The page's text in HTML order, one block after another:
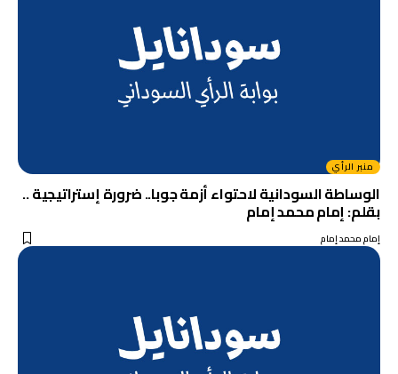
منبر الرأي
الوساطة السودانية لاحتواء أزمة جوبا.. ضرورة إستراتيجية ..
بقلم: إمام محمد إمام
إمام محمد إمام